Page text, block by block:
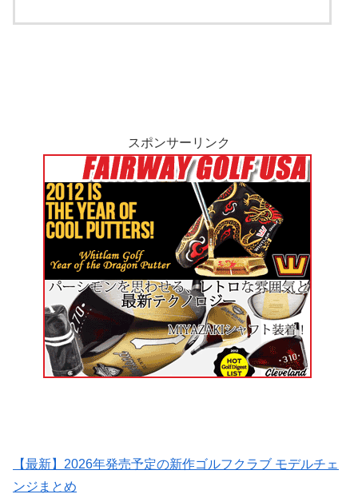
スポンサーリンク
【最新】2026年発売予定の新作ゴルフクラブ モデルチェ
ンジまとめ